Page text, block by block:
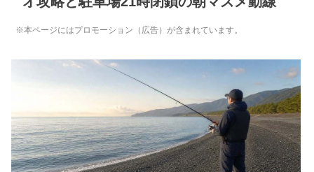
※本ページにはプロモーション（広告）が含まれています。